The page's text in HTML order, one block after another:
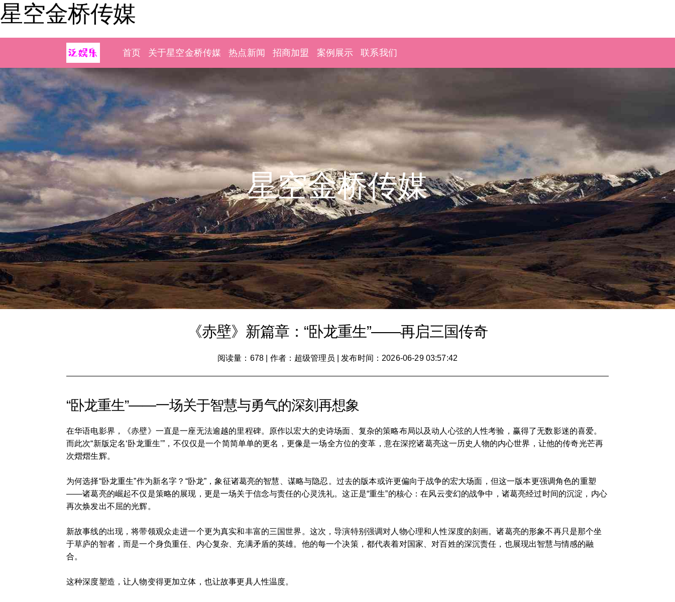
星空金桥传媒
首页 关于星空金桥传媒 热点新闻 招商加盟 案例展示 联系我们
星空金桥传媒
《赤壁》新篇章：“卧龙重生”——再启三国传奇
阅读量：678 作者：超级管理员 发布时间：2026-06-29 03:57:42
“卧龙重生”——一场关于智慧与勇气的深刻再想象
在华语电影界，《赤壁》一直是一座无法逾越的里程碑。原作以宏大的史诗场面、复杂的策略布局以及动人心弦的人性考验，赢得了无数影迷的喜爱。
而此次“新版定名‘卧龙重生’”，不仅仅是一个简简单单的更名，更像是一场全方位的变革，意在深挖诸葛亮这一历史人物的内心世界，让他的传奇光芒再
次熠熠生辉。
为何选择“卧龙重生”作为新名字？“卧龙”，象征诸葛亮的智慧、谋略与隐忍。过去的版本或许更偏向于战争的宏大场面，但这一版本更强调角色的重塑
——诸葛亮的崛起不仅是策略的展现，更是一场关于信念与责任的心灵洗礼。这正是“重生”的核心：在风云变幻的战争中，诸葛亮经过时间的沉淀，内心
再次焕发出不屈的光辉。
新故事线的出现，将带领观众走进一个更为真实和丰富的三国世界。这次，导演特别强调对人物心理和人性深度的刻画。诸葛亮的形象不再只是那个坐
于草庐的智者，而是一个身负重任、内心复杂、充满矛盾的英雄。他的每一个决策，都代表着对国家、对百姓的深沉责任，也展现出智慧与情感的融
合。
这种深度塑造，让人物变得更加立体，也让故事更具人性温度。